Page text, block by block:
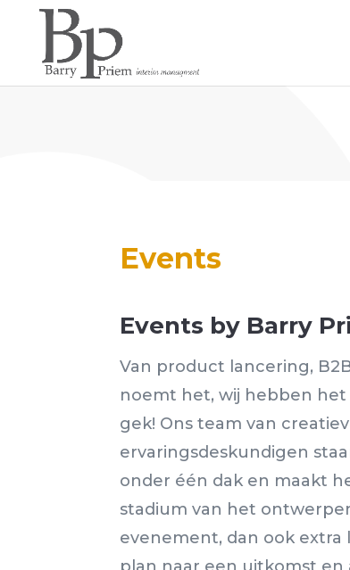
Events
Events by Barry
Van product lancering,
noemt het, wij hebben het
gek! Ons team van
ervaringsdeskundigen
onder één dak en maakt
stadium van het
evenement, dan ook extra